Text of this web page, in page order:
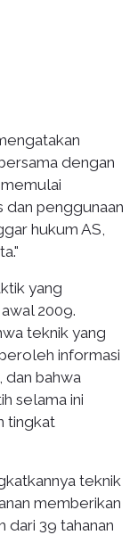
dengan
dan penggunaan
hukum AS,
yang
2009.
teknik yang
informasi
dan bahwa
selama ini
tingkat
teknik
memberikan
dari 39 tahanan